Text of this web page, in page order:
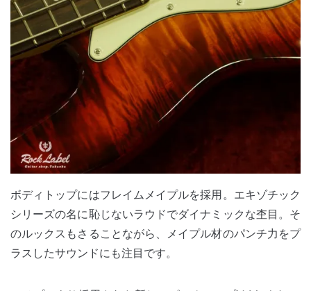
ボディトップにはフレイムメイプルを採用。エキゾチック
シリーズの名に恥じないラウドでダイナミックな杢目。そ
のルックスもさることながら、メイプル材のパンチ力をプ
ラスしたサウンドにも注目です。